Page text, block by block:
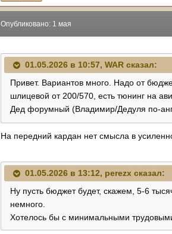
Опубликовано: 1 мая
01.05.2026 в 10:57, WAR сказал:
Привет. Вариантов много. Надо от
шлицевой от 200/570, есть тюнинг на
Дед форумный (Владимир/Дедуля по-
На передний кардан нет смысла в
01.05.2026 в 13:12, perezx сказал:
Ну пусть бюджет будет, скажем, 5-6
немного.
Хотелось бы с минимальными